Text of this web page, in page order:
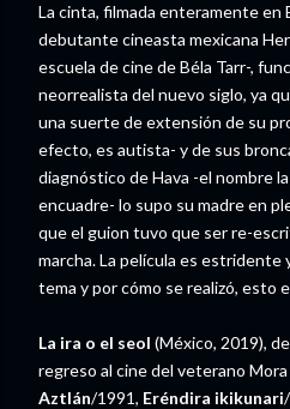
La cinta, filmada enteramente en
debutante cineasta mexicana
escuela de cine de Béla Tarr-,
neorrealista del nuevo siglo, ya
una suerte de extensión de su
efecto, es autista- y de sus
diagnóstico de Hava -el nombre
encuadre- lo supo su madre en
que el guion tuvo que ser re-
marcha. La película es estridente
tema y por cómo se realizó, esto
La ira o el seol (México, 2019),
regreso al cine del veterano
Aztlán/1991, Eréndira ikikunari